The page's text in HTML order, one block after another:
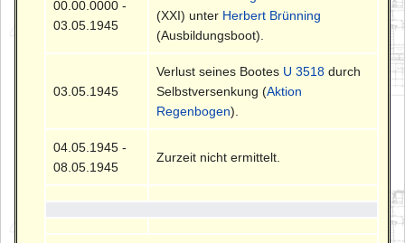
00.00.0000 -
03.05.1945
(XXI) unter Herbert Brünning
(Ausbildungsboot).
03.05.1945
Verlust seines Bootes U 3518 durch
Selbstversenkung (Aktion
Regenbogen).
04.05.1945 -
08.05.1945
Zurzeit nicht ermittelt.